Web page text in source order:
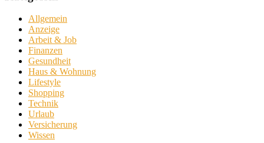
Allgemein
Anzeige
Arbeit & Job
Finanzen
Gesundheit
Haus & Wohnung
Lifestyle
Shopping
Technik
Urlaub
Versicherung
Wissen